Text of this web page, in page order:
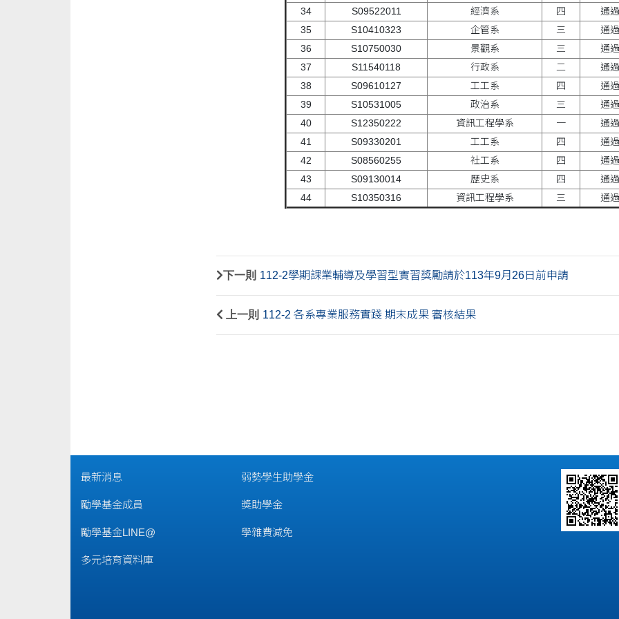
34
S09522011 經濟系 四
通過
35
S10410323 企管系 三
通過
36
S10750030 景觀系 三
通過
37
S11540118 行政系 二
通過
38
S09610127 工工系 四
通過
39
S10531005 政治系 三
通過
40
S12350222 資訊工程學系 一
通過
41
S09330201 工工系 四
通過
42
S08560255 社工系 四
通過
43
S09130014 歷史系 四
通過
44
S10350316 資訊工程學系 三 通過
下一則 112-2學期課業輔導及學習型實習獎勵請於113年9月26日前申請
上一則 112-2 各系專業服務實踐 期末成果 審核結果
最新消息
勵學基金成員
勵學基金LINE@
多元培育資料庫
弱勢學生助學金
獎助學金
學雜費減免